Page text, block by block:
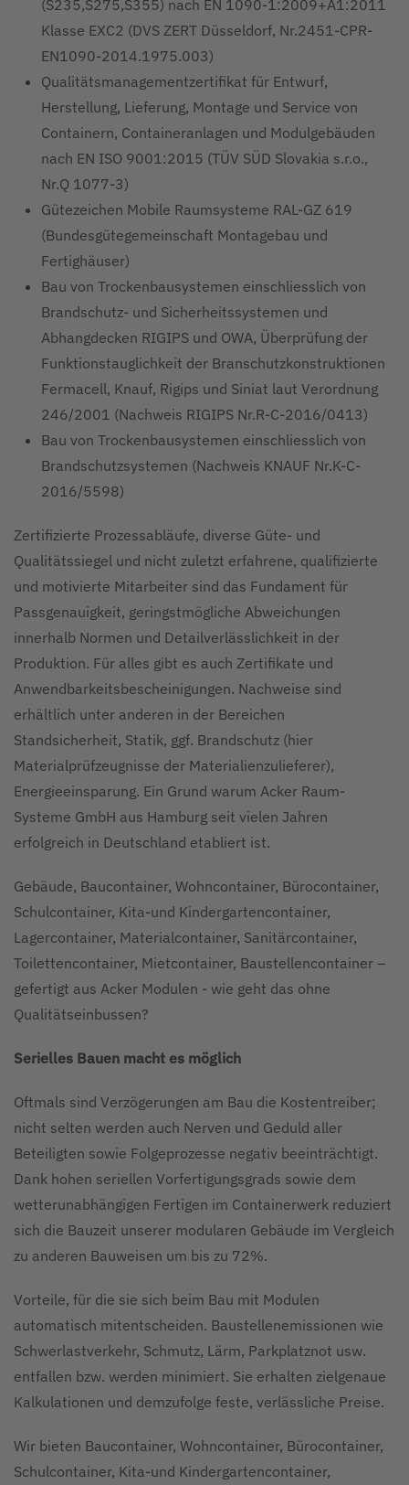
(S235,S275,S355) nach EN 1090-1:2009+A1:2011
Klasse EXC2 (DVS ZERT Düsseldorf, Nr.2451-CPR-
EN1090-2014.1975.003)
Qualitätsmanagementzertifikat für Entwurf,
Herstellung, Lieferung, Montage und Service von
Containern, Containeranlagen und Modulgebäuden
nach EN ISO 9001:2015 (TÜV SÜD Slovakia s.r.o.,
Nr.Q 1077-3)
Gütezeichen Mobile Raumsysteme RAL-GZ 619
(Bundesgütegemeinschaft Montagebau und
Fertighäuser)
Bau von Trockenbausystemen einschliesslich von
Brandschutz- und Sicherheitssystemen und
Abhangdecken RIGIPS und OWA, Überprüfung der
Funktionstauglichkeit der Branschutzkonstruktionen
Fermacell, Knauf, Rigips und Siniat laut Verordnung
246/2001 (Nachweis RIGIPS Nr.R-C-2016/0413)
Bau von Trockenbausystemen einschliesslich von
Brandschutzsystemen (Nachweis KNAUF Nr.K-C-
2016/5598)
Zertifizierte Prozessabläufe, diverse Güte- und
Qualitätssiegel und nicht zuletzt erfahrene, qualifizierte
und motivierte Mitarbeiter sind das Fundament für
Passgenauigkeit, geringstmögliche Abweichungen
innerhalb Normen und Detailverlässlichkeit in der
Produktion. Für alles gibt es auch Zertifikate und
Anwendbarkeitsbescheinigungen. Nachweise sind
erhältlich unter anderen in der Bereichen
Standsicherheit, Statik, ggf. Brandschutz (hier
Materialprüfzeugnisse der Materialienzulieferer),
Energieeinsparung. Ein Grund warum Acker Raum-
Systeme GmbH aus Hamburg seit vielen Jahren
erfolgreich in Deutschland etabliert ist.
Gebäude, Baucontainer, Wohncontainer, Bürocontainer,
Schulcontainer, Kita-und Kindergartencontainer,
Lagercontainer, Materialcontainer, Sanitärcontainer,
Toilettencontainer, Mietcontainer, Baustellencontainer –
gefertigt aus Acker Modulen - wie geht das ohne
Qualitätseinbussen?
Serielles Bauen macht es möglich
Oftmals sind Verzögerungen am Bau die Kostentreiber;
nicht selten werden auch Nerven und Geduld aller
Beteiligten sowie Folgeprozesse negativ beeinträchtigt.
Dank hohen seriellen Vorfertigungsgrads sowie dem
wetterunabhängigen Fertigen im Containerwerk reduziert
sich die Bauzeit unserer modularen Gebäude im Vergleich
zu anderen Bauweisen um bis zu 72%.
Vorteile, für die sie sich beim Bau mit Modulen
automatisch mitentscheiden. Baustellenemissionen wie
Schwerlastverkehr, Schmutz, Lärm, Parkplatznot usw.
entfallen bzw. werden minimiert. Sie erhalten zielgenaue
Kalkulationen und demzufolge feste, verlässliche Preise.
Wir bieten Baucontainer, Wohncontainer, Bürocontainer,
Schulcontainer, Kita-und Kindergartencontainer,